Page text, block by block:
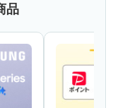
品